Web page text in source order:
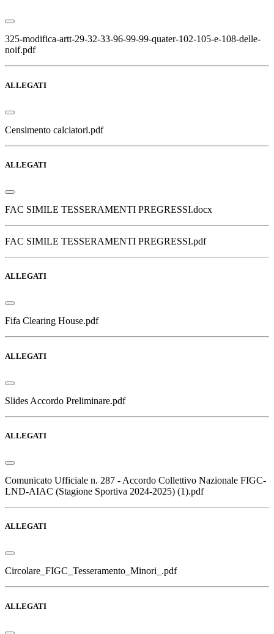
325-modifica-artt-29-32-33-96-99-99-quater-102-105-e-108-delle-
noif.pdf
ALLEGATI
Censimento calciatori.pdf
ALLEGATI
FAC SIMILE TESSERAMENTI PREGRESSI.docx
FAC SIMILE TESSERAMENTI PREGRESSI.pdf
ALLEGATI
Fifa Clearing House.pdf
ALLEGATI
Slides Accordo Preliminare.pdf
ALLEGATI
Comunicato Ufficiale n. 287 - Accordo Collettivo Nazionale FIGC-
LND-AIAC (Stagione Sportiva 2024-2025) (1).pdf
ALLEGATI
Circolare_FIGC_Tesseramento_Minori_.pdf
ALLEGATI